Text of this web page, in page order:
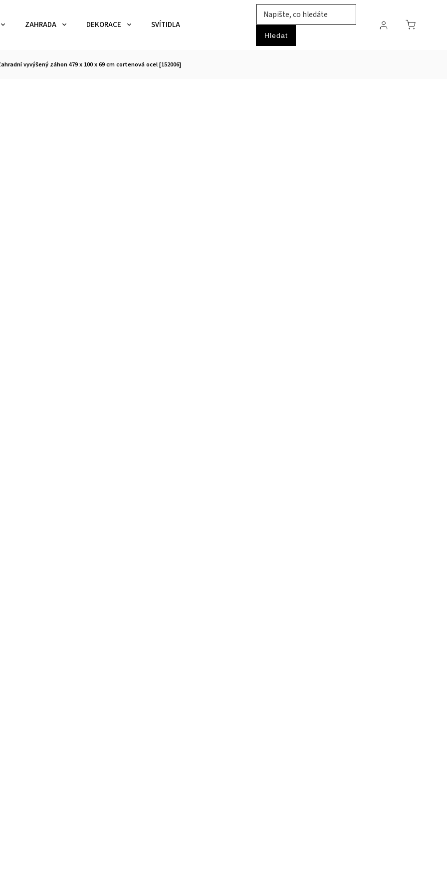
Hledat
ZAHRADA DEKORACE SVÍTIDLA ZVÍŘATA PRŮMYSLOVÉ ZBOŽÍ HOBBY
vyvýšený záhon 479 x 100 x 69 cm cortenová ocel [152006]